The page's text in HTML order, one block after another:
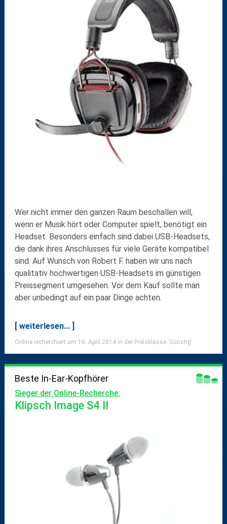
Wer nicht immer den ganzen Raum beschallen will,
wenn er Musik hört oder Computer spielt, benötigt ein
Headset. Besonders einfach sind dabei USB-Headsets,
die dank ihres Anschlusses für viele Geräte kompatibel
sind. Auf Wunsch von Robert F. haben wir uns nach
qualitativ hochwertigen USB-Headsets im günstigen
Preissegment umgesehen. Vor dem Kauf sollte man
aber unbedingt auf ein paar Dinge achten.
[ weiterlesen... ]
Online recherchiert am 16. April 2014 in der Preisklasse 'Günstig'.
Beste In-Ear-Kopfhörer
Sieger der Online-Recherche:
Klipsch Image S4 II